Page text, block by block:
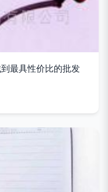
最具性价比的批发